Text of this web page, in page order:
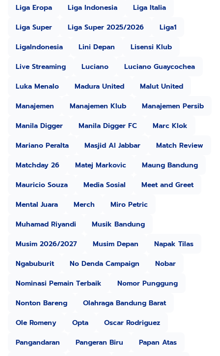
Liga Eropa
Liga Indonesia
Liga Italia
Liga Super
Liga Super 2025/2026
Liga1
LigaIndonesia
Lini Depan
Lisensi Klub
Live Streaming
Luciano
Luciano Guaycochea
Luka Menalo
Madura United
Malut United
Manajemen
Manajemen Klub
Manajemen Persib
Manila Digger
Manila Digger FC
Marc Klok
Mariano Peralta
Masjid Al Jabbar
Match Review
Matchday 26
Matej Markovic
Maung Bandung
Mauricio Souza
Media Sosial
Meet and Greet
Mental Juara
Merch
Miro Petric
Muhamad Riyandi
Musik Bandung
Musim 2026/2027
Musim Depan
Napak Tilas
Ngabuburit
No Denda Campaign
Nobar
Nominasi Pemain Terbaik
Nomor Punggung
Nonton Bareng
Olahraga Bandung Barat
Ole Romeny
Opta
Oscar Rodriguez
Pangandaran
Pangeran Biru
Papan Atas